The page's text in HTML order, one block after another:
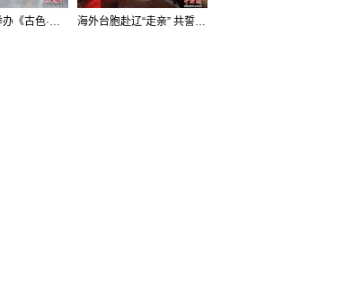
辽宁歌舞团举办《古色·国宝辽宁》排练开放日活动 海外台胞赴辽“走亲” 共誓“和平初心”